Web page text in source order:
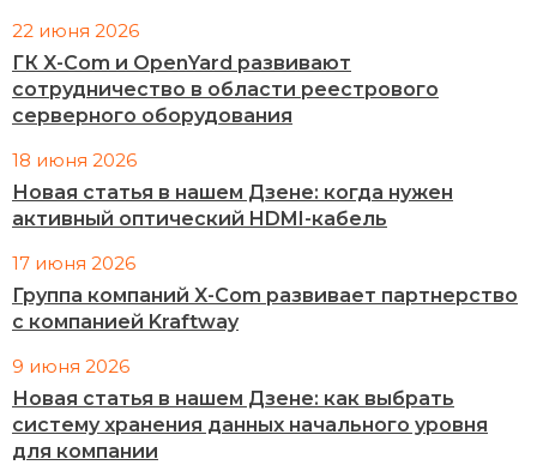
22 июня 2026
ГК X-Com и OpenYard развивают
сотрудничество в области реестрового
серверного оборудования
18 июня 2026
Новая статья в нашем Дзене: когда нужен
активный оптический HDMI-кабель
17 июня 2026
Группа компаний X-Com развивает партнерство
с компанией Kraftway
9 июня 2026
Новая статья в нашем Дзене: как выбрать
систему хранения данных начального уровня
для компании